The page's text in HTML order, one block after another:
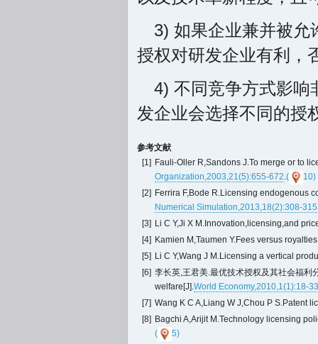
3) 如果企业兼并被允
授权对研发企业有利，
4) 不同竞争方式影响
发企业会选择不同的授
参考文献
[1] Fauli-Oller R,Sandons J.To merge or to
Organization,2003,21(5):655-672.(
10)
[2] Ferrira F,Bode R.Licensing endogenous
Numerical Simulation,2013,18(2):308-315
[3] Li C Y,Ji X M.Innovation,licensing,and
[4] Kamien M,Taumen Y.Fees versus
[5] Li C Y,Wang J M.Licensing a vertical
[6] 李长英,王君美.最优技术授权及其社会福
welfare[J].World Economy,2010,1(1):18-33
[7] Wang K C A,Liang W J,Chou P S.Patent
[8] Bagchi A,Arijit M.Technology licensing
(
5)